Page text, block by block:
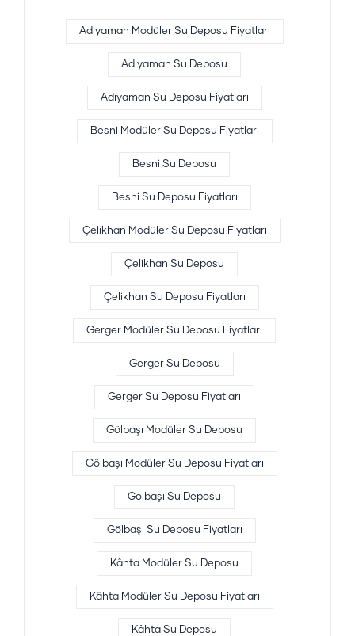
Adıyaman Modüler Su Deposu Fiyatları
Adıyaman Su Deposu
Adıyaman Su Deposu Fiyatları
Besni Modüler Su Deposu Fiyatları
Besni Su Deposu
Besni Su Deposu Fiyatları
Çelikhan Modüler Su Deposu Fiyatları
Çelikhan Su Deposu
Çelikhan Su Deposu Fiyatları
Gerger Modüler Su Deposu Fiyatları
Gerger Su Deposu
Gerger Su Deposu Fiyatları
Gölbaşı Modüler Su Deposu
Gölbaşı Modüler Su Deposu Fiyatları
Gölbaşı Su Deposu
Gölbaşı Su Deposu Fiyatları
Kâhta Modüler Su Deposu
Kâhta Modüler Su Deposu Fiyatları
Kâhta Su Deposu